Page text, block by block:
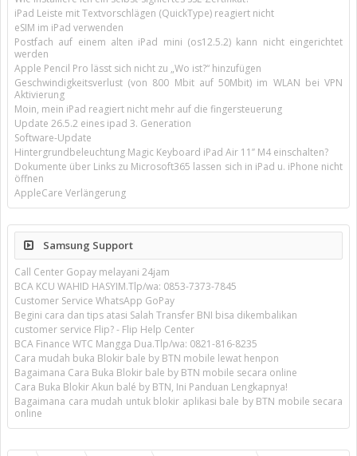
iPad Leiste mit Textvorschlägen (QuickType) reagiert nicht
eSIM im iPad verwenden
Postfach auf einem alten iPad mini (os12.5.2) kann nicht eingerichtet
werden
Apple Pencil Pro lässt sich nicht zu „Wo ist?“ hinzufügen
Geschwindigkeitsverlust (von 800 Mbit auf 50Mbit) im WLAN bei VPN
Aktivierung
Moin, mein iPad reagiert nicht mehr auf die fingersteuerung
Update 26.5.2 eines ipad 3. Generation
Software-Update
Hintergrundbeleuchtung Magic Keyboard iPad Air 11’’ M4 einschalten?
Dokumente über Links zu Microsoft365 lassen sich in iPad u. iPhone nicht
öffnen
AppleCare Verlängerung
Samsung Support
Call Center Gopay melayani 24jam
BCA KCU WAHID HASYIM.Tlp/wa: 0853-7373-7845
Customer Service WhatsApp GoPay
Begini cara dan tips atasi Salah Transfer BNI bisa dikembalikan
customer service Flip? - Flip Help Center
BCA Finance WTC Mangga Dua.Tlp/wa: 0821-816-8235
Cara mudah buka Blokir bale by BTN mobile lewat henpon
Bagaimana Cara Buka Blokir bale by BTN mobile secara online
Cara Buka Blokir Akun balé by BTN, Ini Panduan Lengkapnya!
Bagaimana cara mudah untuk blokir aplikasi bale by BTN mobile secara
online